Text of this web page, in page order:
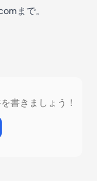
まで。
書きましょう！